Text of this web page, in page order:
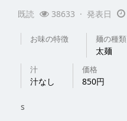
既読 38633 · 発表日
お味の特徴 麺の種類
太麺
汁
汁なし
価格
850円
s